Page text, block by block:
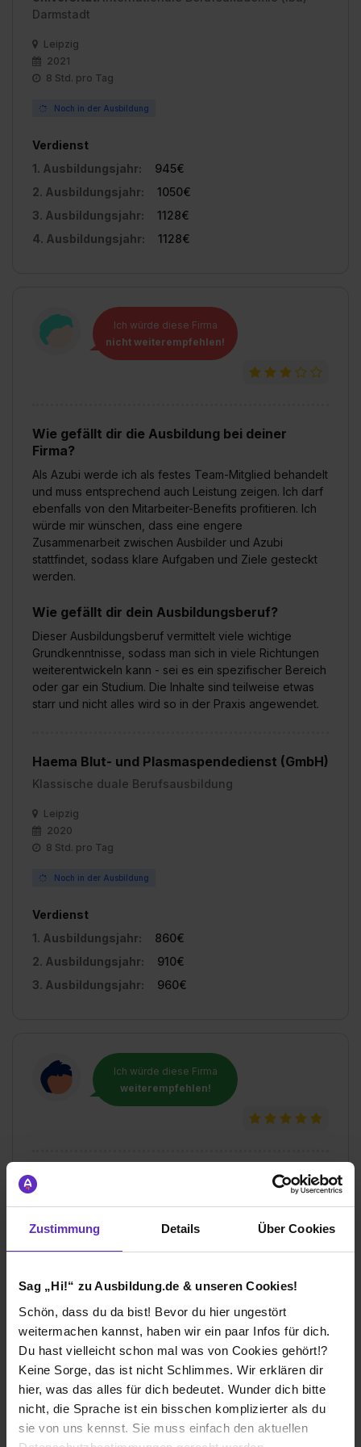
Zustimmung Details Über Cookies
Sag „Hi!“ zu Ausbildung.de & unseren Cookies!
Schön, dass du da bist! Bevor du hier ungestört
weitermachen kannst, haben wir ein paar Infos für dich.
Du hast vielleicht schon mal was von Cookies gehört!?
Keine Sorge, das ist nicht Schlimmes. Wir erklären dir
hier, was das alles für dich bedeutet. Wunder dich bitte
nicht, die Sprache ist ein bisschen komplizierter als du
sie von uns kennst. Sie muss einfach den aktuellen
Darmstadt
Leipzig
2021
8 Std. pro Tag
Noch in der Ausbildung
Verdienst
1. Ausbildungsjahr:
945€
2. Ausbildungsjahr:
1050€
3. Ausbildungsjahr:
1128€
4. Ausbildungsjahr:
1128€
Ich würde diese Firma
nicht weiterempfehlen!
Wie gefällt dir die Ausbildung bei deiner
Firma?
Als Azubi werde ich als festes Team-Mitglied behandelt
und muss entsprechend auch Leistung zeigen. Ich darf
ebenfalls von den Mitarbeiter-Benefits profitieren. Ich
würde mir wünschen, dass eine engere
Zusammenarbeit zwischen Ausbilder und Azubi
stattfindet, sodass klare Aufgaben und Ziele gesteckt
werden.
Wie gefällt dir dein Ausbildungsberuf?
Dieser Ausbildungsberuf vermittelt viele wichtige
Grundkenntnisse, sodass man sich in viele Richtungen
weiterentwickeln kann - sei es ein spezifischer Bereich
oder gar ein Studium. Die Inhalte sind teilweise etwas
starr und nicht alles wird so in der Praxis angewendet.
Haema Blut- und Plasmaspendedienst (GmbH)
Klassische duale Berufsausbildung
Leipzig
2020
8 Std. pro Tag
Noch in der Ausbildung
Verdienst
1. Ausbildungsjahr:
860€
2. Ausbildungsjahr:
910€
3. Ausbildungsjahr:
960€
Ich würde diese Firma
weiterempfehlen!
Wie gefällt dir die Ausbildung bei deiner
Firma?
Als dualer Student wird mir viel zugetraut und ich darf
Projekte mit betreuen.
Das Hauptkriterium, weshalb ich das duale Studium
ausgewählt habe ist die Struktur. Was mir auch noch
sehr gut gefällt ist die Abwechslung.
Haema Blut- und Plasmaspendedienst (GmbH)
Duales Studium
Universität:Internationale Berufsakademie (iba)